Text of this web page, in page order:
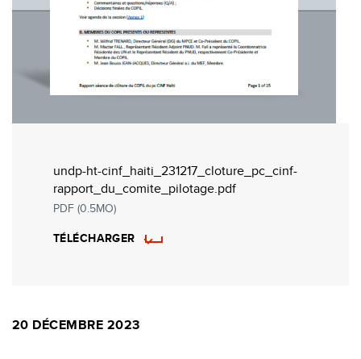
undp-ht-cinf_haiti_231217_cloture_pc_cinf-
rapport_du_comite_pilotage.pdf
PDF (0.5MO)
TÉLÉCHARGER
20 DÉCEMBRE 2023